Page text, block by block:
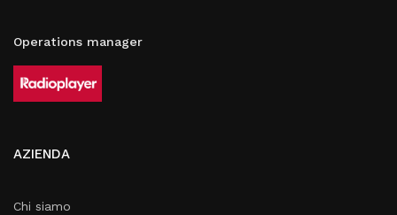
Operations manager
AZIENDA
Chi siamo